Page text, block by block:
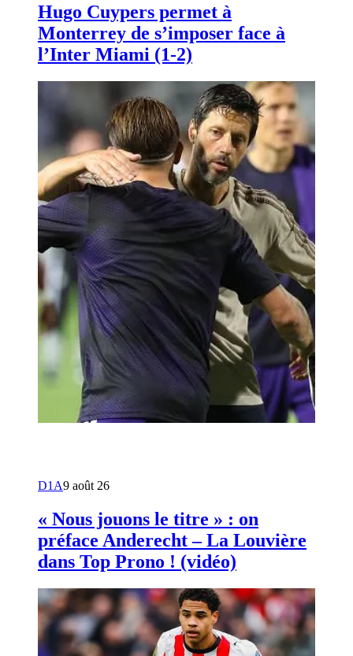
Hugo Cuypers permet à
Monterrey de s’imposer face à
l’Inter Miami (1-2)
D1A9 août 26
« Nous jouons le titre » : on
préface Anderecht – La Louvière
dans Top Prono ! (vidéo)